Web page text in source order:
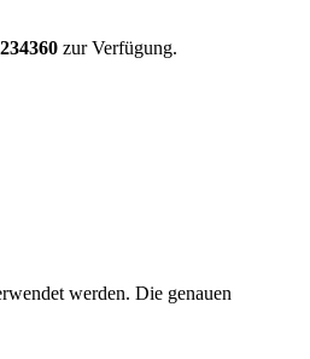
zur Verfügung.
werden. Die genauen